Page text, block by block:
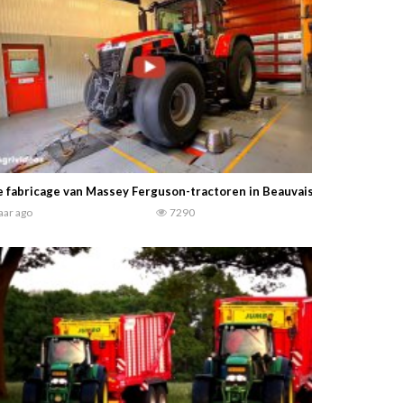
fabricage van Massey Ferguson-tractoren in Beauvais, tractoren
ago 7290